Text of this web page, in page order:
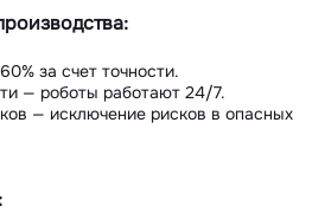
за счет точности.
— роботы работают 24/7.
— исключение рисков в опасных